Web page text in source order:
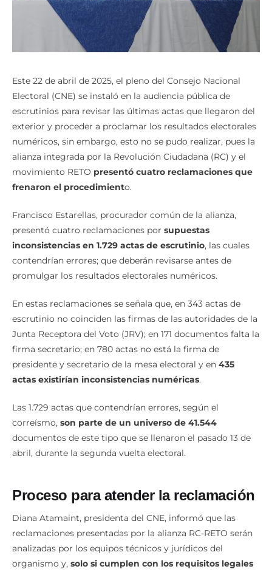
Este 22 de abril de 2025, el pleno del Consejo Nacional
Electoral (CNE) se instaló en la audiencia pública de
escrutinios para revisar las últimas actas que llegaron del
exterior y proceder a proclamar los resultados electorales
numéricos, sin embargo, esto no se pudo realizar, pues la
alianza integrada por la Revolución Ciudadana (RC) y el
movimiento RETO presentó cuatro reclamaciones que
frenaron el procedimiento.
Francisco Estarellas, procurador común de la alianza,
presentó cuatro reclamaciones por supuestas
inconsistencias en 1.729 actas de escrutinio, las cuales
contendrían errores; que deberán revisarse antes de
promulgar los resultados electorales numéricos.
En estas reclamaciones se señala que, en 343 actas de
escrutinio no coinciden las firmas de las autoridades de la
Junta Receptora del Voto (JRV); en 171 documentos falta la
firma secretario; en 780 actas no está la firma de
presidente y secretario de la mesa electoral y en 435
actas existirían inconsistencias numéricas.
Las 1.729 actas que contendrían errores, según el
correísmo, son parte de un universo de 41.544
documentos de este tipo que se llenaron el pasado 13 de
abril, durante la segunda vuelta electoral.
Proceso para atender la reclamación
Diana Atamaint, presidenta del CNE, informó que las
reclamaciones presentadas por la alianza RC-RETO serán
analizadas por los equipos técnicos y jurídicos del
organismo y, solo si cumplen con los requisitos legales